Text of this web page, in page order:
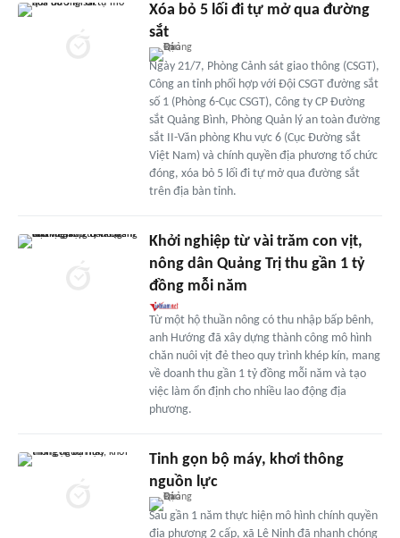
Xóa bỏ 5 lối đi tự mở qua đường
sắt
Ngày 21/7, Phòng Cảnh sát giao thông (CSGT),
Công an tỉnh phối hợp với Đội CSGT đường sắt
số 1 (Phòng 6-Cục CSGT), Công ty CP Đường
sắt Quảng Bình, Phòng Quản lý an toàn đường
sắt II-Văn phòng Khu vực 6 (Cục Đường sắt
Việt Nam) và chính quyền địa phương tổ chức
đóng, xóa bỏ 5 lối đi tự mở qua đường sắt
trên địa bàn tỉnh.
Khởi nghiệp từ vài trăm con vịt,
nông dân Quảng Trị thu gần 1 tỷ
đồng mỗi năm
Từ một hộ thuần nông có thu nhập bấp bênh,
anh Hướng đã xây dựng thành công mô hình
chăn nuôi vịt đẻ theo quy trình khép kín, mang
về doanh thu gần 1 tỷ đồng mỗi năm và tạo
việc làm ổn định cho nhiều lao động địa
phương.
Tinh gọn bộ máy, khơi thông
nguồn lực
Sau gần 1 năm thực hiện mô hình chính quyền
địa phương 2 cấp, xã Lệ Ninh đã nhanh chóng